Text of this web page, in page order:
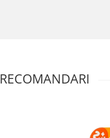
RECOMANDARI